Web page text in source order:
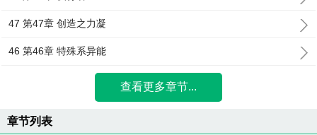
47 第47章 创造之力凝
46 第46章 特殊系异能
查看更多章节...
章节列表